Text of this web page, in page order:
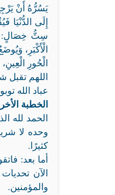
يَسُرُّهُ أَنْ
إِلَى
سِتُّ خِصَالٍ:
الْأَكْبَرِ،
الْحُورِ
اللهم
عباد الله
الخطبة
الحمد لله
وحده لا
كثيرًا.
أما بعد:
الآن
والمؤمنين.